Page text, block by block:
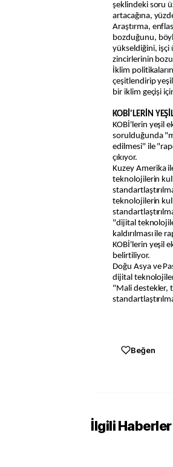
şeklindeki soru
artacağına,
Araştırma,
bozduğunu,
yükseldiğini, işçi
zincirlerinin
İklim
çeşitlendirip
bir iklim geçişi
KOBİ'LERİN
KOBİ'lerin yeşil
sorulduğunda
edilmesi" ile
çıkıyor.
Kuzey Amerika
teknolojilerin
teknolojilerin
"dijital
kaldırılması ile
KOBİ'lerin yeşil
belirtiliyor.
Doğu Asya ve
dijital
"Mali destekler,
Beğen
İlgili Haberler